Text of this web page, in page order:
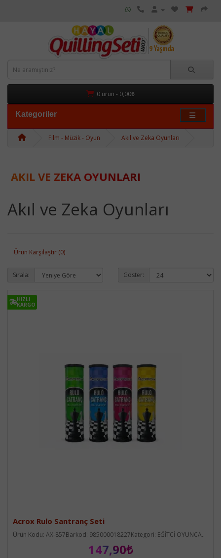
0 ürün - 0,00₺
Kategoriler
Film - Müzik - Oyun Akıl ve Zeka Oyunları
AKIL VE ZEKA OYUNLARI
Akıl ve Zeka Oyunları
Ürün Karşılaştır (0)
Sırala: Göster:
HIZLI
KARGO
HIZLI
KARGO
Acrox Rulo Santranç Seti
Ürün Kodu: AX-857Barkod: 985000018227Kategori: EĞİTCİ OYUNCA..
147,90₺